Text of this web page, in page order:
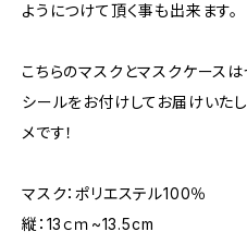
ようにつけて頂く事も出来ます。
こちらのマスクとマスクケース
シールをお付けしてお届けいた
メです！
マスク：ポリエステル100％
縦：13ｃｍ~13.5cm